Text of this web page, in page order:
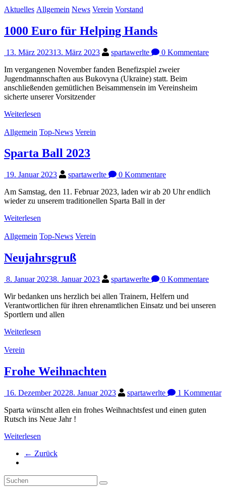
Aktuelles Allgemein News Verein Vorstand
1000 Euro für Helping Hands
13. März 202313. März 2023 spartawerlte
0 Kommentare
Im vergangenen November fanden Benefizspiel zweier
Jugendmannschaften aus Bukovyna (Ukraine) statt. Beim
anschließenden gemütlichen Beisammensein im Vereinsheim
sicherte unserer Vorsitzender
Weiterlesen
Allgemein Top-News Verein
Sparta Ball 2023
19. Januar 2023 spartawerlte
0 Kommentare
Am Samstag, den 11. Februar 2023, laden wir ab 20 Uhr endlich
wieder zu unserem traditionellen Sparta Ball in der
Weiterlesen
Allgemein Top-News Verein
Neujahrsgruß
8. Januar 20238. Januar 2023 spartawerlte
0 Kommentare
Wir bedanken uns herzlich bei allen Trainern, Helfern und
Verantwortlichen für ihren ehrenamtlichen Einsatz und bei unseren
Sportlern und allen
Weiterlesen
Verein
Frohe Weihnachten
16. Dezember 20228. Januar 2023 spartawerlte
1 Kommentar
Sparta wünscht allen ein frohes Weihnachtsfest und einen guten
Rutsch ins Neue Jahr !
Weiterlesen
← Zurück